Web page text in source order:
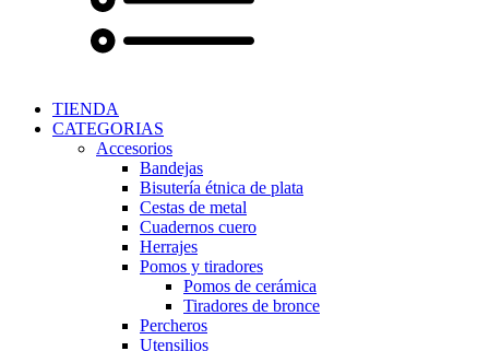
TIENDA
CATEGORIAS
Accesorios
Bandejas
Bisutería étnica de plata
Cestas de metal
Cuadernos cuero
Herrajes
Pomos y tiradores
Pomos de cerámica
Tiradores de bronce
Percheros
Utensilios